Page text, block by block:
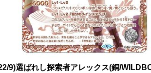
9)選ばれし探索者アレックス(銅/